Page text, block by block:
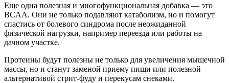
Еще одна полезная и многофункциональная добавка — это
BCAA. Они не только подавляют катаболизм, но и помогут
спастись от болевого синдрома после неожиданной
физической нагрузки, например переезда или работы на
дачном участке.
Протеины будут полезны не только для увеличения мышечной
массы, но и станут заменой приему пищи или полезной
альтернативой стрит-фуду и перекусам снеками.